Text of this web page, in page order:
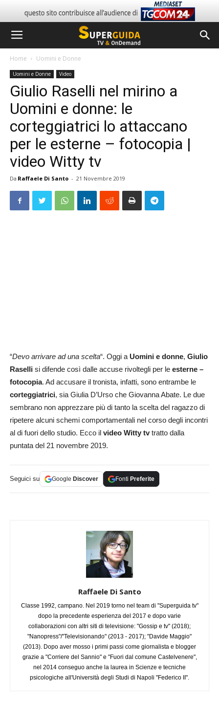
Home Uomini e Donne
Uomini e Donne Video
Giulio Raselli nel mirino a
Uomini e donne: le
corteggiatrici lo attaccano
per le esterne – fotocopia |
video Witty tv
Da Raffaele Di Santo - 21 Novembre 2019
“Devo arrivare ad una scelta“. Oggi a Uomini e donne, Giulio
Raselli si difende così dalle accuse rivoltegli per le esterne –
fotocopia. Ad accusare il tronista, infatti, sono entrambe le
corteggiatrici, sia Giulia D’Urso che Giovanna Abate. Le due
sembrano non apprezzare più di tanto la scelta del ragazzo di
ripetere alcuni schemi comportamentali nel corso degli incontri
al di fuori dello studio. Ecco il video Witty tvtratto dalla
puntata del 21 novembre 2019.
Seguici su Google Discover Fonti Preferite
Raffaele Di Santo
Classe 1992, campano. Nel 2019 torno nel team di "Superguida tv"
dopo la precedente esperienza del 2017 e dopo varie
collaborazioni con altri siti di televisione: "Gossip e tv" (2018);
"Nanopress"/"Televisionando" (2013 - 2017); "Davide Maggio"
(2013). Dopo aver mosso i primi passi come giornalista e blogger
grazie a "Corriere del Sannio" e "Fuori dal comune Castelvenere",
nel 2014 conseguo anche la laurea in Scienze e tecniche
psicologiche all'Università degli Studi di Napoli "Federico II".